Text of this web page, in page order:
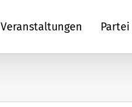
Veranstaltungen Partei